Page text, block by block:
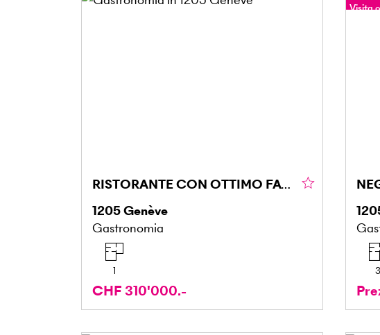
RISTORANTE CON OTTIMO FATTURATO
1205Genève
Gastronomia
1
CHF 310'000.-
Visita
3